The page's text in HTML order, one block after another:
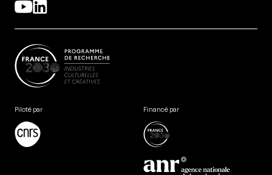
Piloté par Financé par